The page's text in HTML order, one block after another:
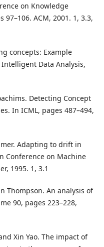
on Knowledge
ACM, 2001. 1, 3.3,
concepts: Example
Data Analysis,
Detecting Concept
In ICML, pages 487–494,
Adapting to drift in
Conference on Machine
1995. 1, 3.1
Thompson. An analysis of
90, pages 223–228,
Xin Yao. The impact of